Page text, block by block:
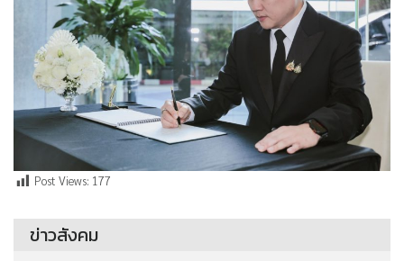
Post Views: 177
ข่าวสังคม